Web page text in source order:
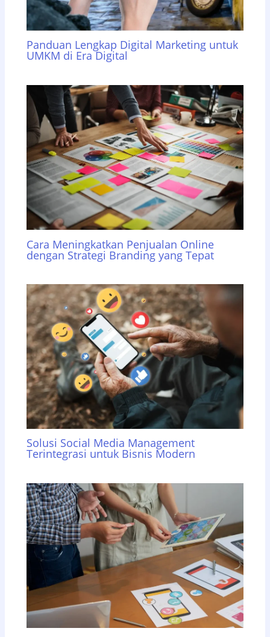
Panduan Lengkap Digital Marketing untuk
UMKM di Era Digital
Cara Meningkatkan Penjualan Online
dengan Strategi Branding yang Tepat
Solusi Social Media Management
Terintegrasi untuk Bisnis Modern